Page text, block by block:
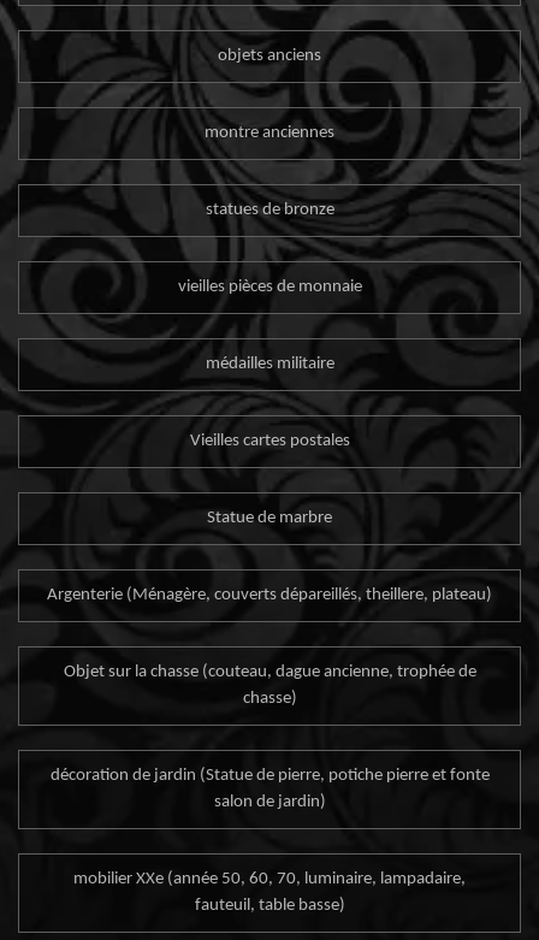
objets anciens
montre anciennes
statues de bronze
vieilles pièces de monnaie
médailles militaire
Vieilles cartes postales
Statue de marbre
Argenterie (Ménagère, couverts dépareillés, theillere, plateau)
Objet sur la chasse (couteau, dague ancienne, trophée de
chasse)
décoration de jardin (Statue de pierre, potiche pierre et fonte
salon de jardin)
mobilier XXe (année 50, 60, 70, luminaire, lampadaire,
fauteuil, table basse)